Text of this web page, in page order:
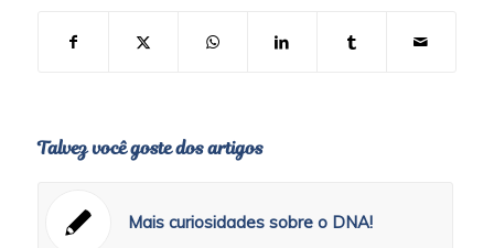
Talvez você goste dos artigos
Mais curiosidades sobre o DNA!